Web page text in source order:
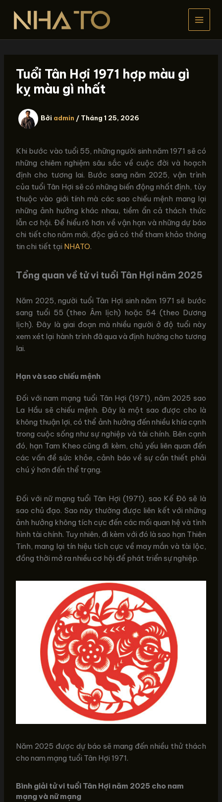
dung
Tuổi Tân Hợi 1971 hợp màu gì
kỵ màu gì nhất
Bởi admin / Tháng 1 25, 2026
Khi bước vào tuổi 55, những người sinh năm 1971 sẽ có
những chiêm nghiệm sâu sắc về cuộc đời và hoạch
định cho tương lai. Bước sang năm 2025, vận trình
của tuổi Tân Hợi sẽ có những biến động nhất định, tùy
thuộc vào giới tính mà các sao chiếu mệnh mang lại
những ảnh hưởng khác nhau, tiềm ẩn cả thách thức
lẫn cơ hội. Để hiểu rõ hơn về vận hạn và những dự báo
chi tiết cho năm mới, độc giả có thể tham khảo thông
tin chi tiết tại NHATO.
Tổng quan về tử vi tuổi Tân Hợi năm 2025
Năm 2025, người tuổi Tân Hợi sinh năm 1971 sẽ bước
sang tuổi 55 (theo Âm lịch) hoặc 54 (theo Dương
lịch). Đây là giai đoạn mà nhiều người ở độ tuổi này
xem xét lại hành trình đã qua và định hướng cho tương
lai.
Hạn và sao chiếu mệnh
Đối với nam mạng tuổi Tân Hợi (1971), năm 2025 sao
La Hầu sẽ chiếu mệnh. Đây là một sao được cho là
không thuận lợi, có thể ảnh hưởng đến nhiều khía cạnh
trong cuộc sống như sự nghiệp và tài chính. Bên cạnh
đó, hạn Tam Kheo cũng đi kèm, chủ yếu liên quan đến
các vấn đề sức khỏe, cảnh báo về sự cần thiết phải
chú ý hơn đến thể trạng.
Đối với nữ mạng tuổi Tân Hợi (1971), sao Kế Đô sẽ là
sao chủ đạo. Sao này thường được liên kết với những
ảnh hưởng không tích cực đến các mối quan hệ và tình
hình tài chính. Tuy nhiên, đi kèm với đó là sao hạn Thiên
Tinh, mang lại tín hiệu tích cực về may mắn và tài lộc,
đồng thời mở ra nhiều cơ hội để phát triển sự nghiệp.
Năm 2025 được dự báo sẽ mang đến nhiều thử thách
cho nam mạng tuổi Tân Hợi 1971.
Bình giải tử vi tuổi Tân Hợi năm 2025 cho nam
mạng và nữ mạng